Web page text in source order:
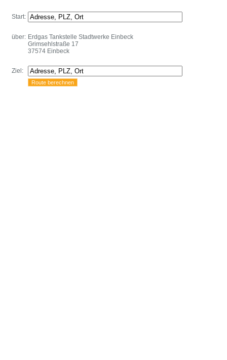
Start:
über: Erdgas Tankstelle Stadtwerke Einbeck
Grimsehlstraße 17
37574 Einbeck
Ziel: